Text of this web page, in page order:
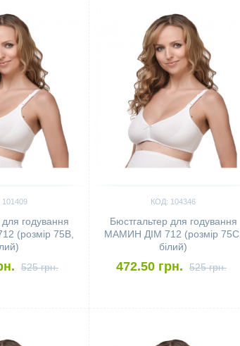
годування
(розмір 75B,
525 грн.
КОД: 104346
Бюстгальтер для годування
МАМИН ДІМ 712 (розмір 75C,
білий)
472.50 грн. 525 грн.